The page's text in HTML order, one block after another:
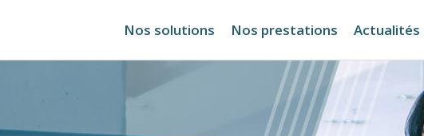
Nos solutions Nos prestations Actualités